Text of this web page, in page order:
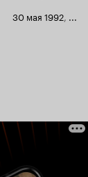
30 мая 1992, ...